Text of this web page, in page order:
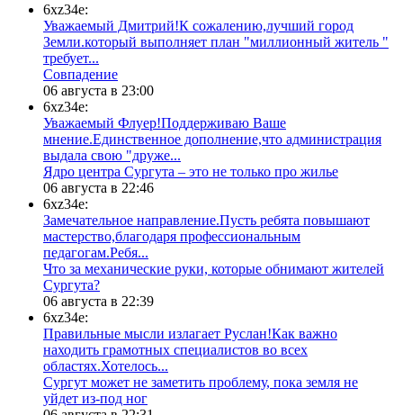
6xz34e:
Уважаемый Дмитрий!К сожалению,лучший город
Земли.который выполняет план "миллионный житель "
требует...
​Совпадение
06 августа в 23:00
6xz34e:
Уважаемый Флуер!Поддерживаю Ваше
мнение.Единственное дополнение,что администрация
выдала свою "друже...
​Ядро центра Сургута ‒ это не только про жилье
06 августа в 22:46
6xz34e:
Замечательное направление.Пусть ребята повышают
мастерство,благодаря профессиональным
педагогам.Ребя...
​Что за механические руки, которые обнимают жителей
Сургута?
06 августа в 22:39
6xz34e:
Правильные мысли излагает Руслан!Как важно
находить грамотных специалистов во всех
областях.Хотелось...
Сургут может не заметить проблему, пока земля не
уйдет из-под ног